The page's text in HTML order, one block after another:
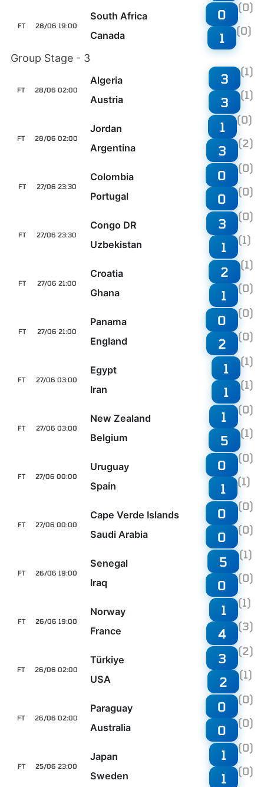
28/06 19:00
FT
South Africa
Canada
0 (0)
1 (0)
Group Stage - 3
28/06 02:00
FT
Algeria
Austria
3 (1)
3 (1)
28/06 02:00
FT
Jordan
Argentina
1 (0)
3 (2)
27/06 23:30
FT
Colombia
Portugal
0 (0)
0 (0)
27/06 23:30
FT
Congo DR
Uzbekistan
3 (0)
1 (1)
27/06 21:00
FT
Croatia
Ghana
2 (1)
1 (0)
27/06 21:00
FT
Panama
England
0 (0)
2 (0)
27/06 03:00
FT
Egypt
Iran
1 (1)
1 (1)
27/06 03:00
FT
New Zealand
Belgium
1 (0)
5 (1)
27/06 00:00
FT
Uruguay
Spain
0 (0)
1 (1)
27/06 00:00
FT
Cape Verde Islands
Saudi Arabia
0 (0)
0 (0)
26/06 19:00
FT
Senegal
Iraq
5 (1)
0 (0)
26/06 19:00
FT
Norway
France
1 (1)
4 (3)
26/06 02:00
FT
Türkiye
USA
3 (2)
2 (1)
26/06 02:00
FT
Paraguay
Australia
0 (0)
0 (0)
25/06 23:00
FT
Japan
Sweden
1 (0)
1 (0)